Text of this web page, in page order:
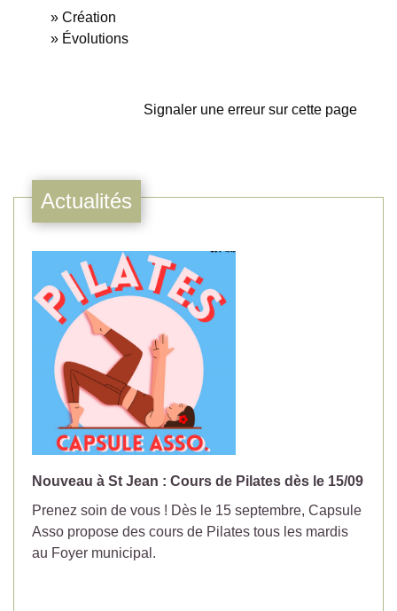
Création
Évolutions
Signaler une erreur sur cette page
Actualités
Nouveau à St Jean : Cours de Pilates dès le 15/09
Prenez soin de vous ! Dès le 15 septembre, Capsule
Asso propose des cours de Pilates tous les mardis
au Foyer municipal.